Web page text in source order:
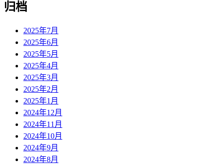
归档
2025年7月
2025年6月
2025年5月
2025年4月
2025年3月
2025年2月
2025年1月
2024年12月
2024年11月
2024年10月
2024年9月
2024年8月